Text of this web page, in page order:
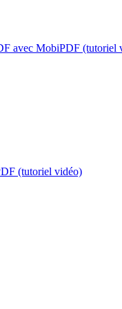
avec MobiPDF (tutoriel
(tutoriel vidéo)